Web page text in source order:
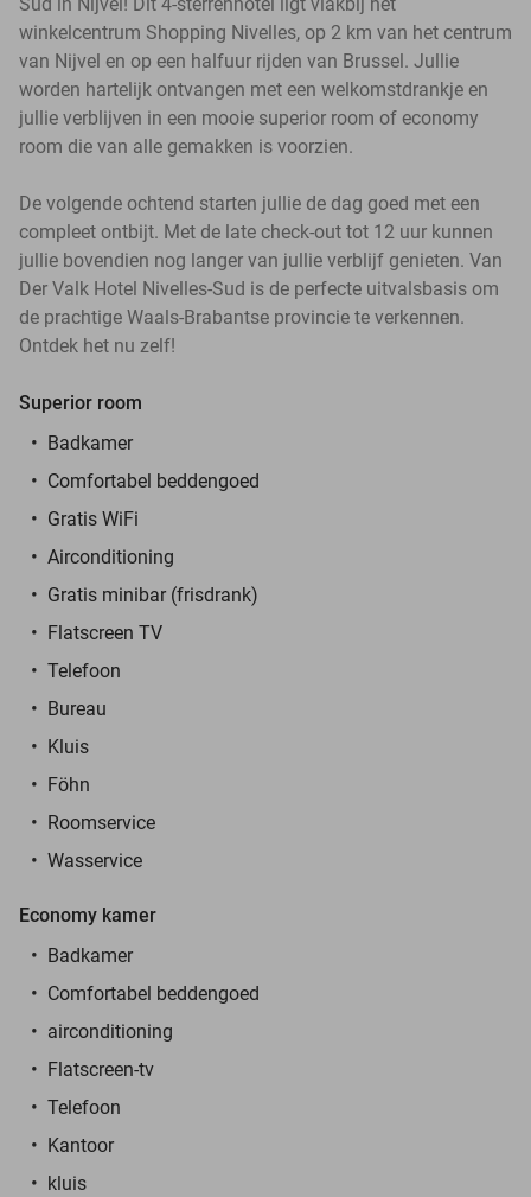
winkelcentrum Shopping Nivelles, op 2 km van het centrum
van Nijvel en op een halfuur rijden van Brussel. Jullie
worden hartelijk ontvangen met een welkomstdrankje en
jullie verblijven in een mooie superior room of economy
room die van alle gemakken is voorzien.
De volgende ochtend starten jullie de dag goed met een
compleet ontbijt. Met de late check-out tot 12 uur kunnen
jullie bovendien nog langer van jullie verblijf genieten. Van
Der Valk Hotel Nivelles-Sud is de perfecte uitvalsbasis om
de prachtige Waals-Brabantse provincie te verkennen.
Ontdek het nu zelf!
Superior room
Badkamer
Comfortabel beddengoed
Gratis WiFi
Airconditioning
Gratis minibar (frisdrank)
Flatscreen TV
Telefoon
Bureau
Kluis
Föhn
Roomservice
Wasservice
Economy kamer
Badkamer
Comfortabel beddengoed
airconditioning
Flatscreen-tv
Telefoon
Kantoor
kluis